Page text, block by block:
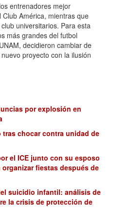
entrenadores mejor
América, mientras que
universitarios. Para esta
más grandes del futbol
decidieron cambiar de
proyecto con la ilusión
por explosión en
chocar contra unidad de
el ICE junto con su esposo
fiestas después de
suicidio infantil: análisis de
la crisis de protección de